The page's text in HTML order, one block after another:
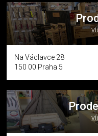
Na Václavce 28
150 00 Praha 5